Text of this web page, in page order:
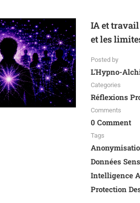
IA et
et les
Posted by
L'Hypno-
Categories
Réflexions
Comments
0 Comment
Tags
Données
Intelligence
Protection